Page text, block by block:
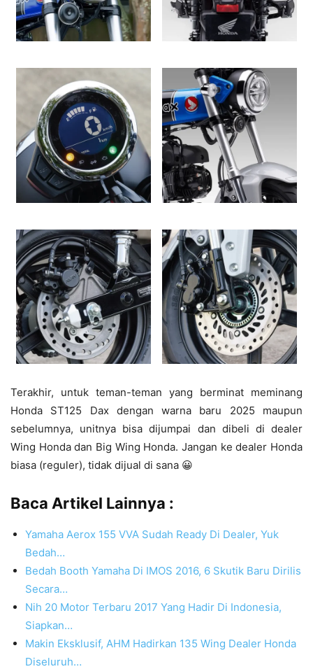
Terakhir, untuk teman-teman yang berminat meminang
Honda ST125 Dax dengan warna baru 2025 maupun
sebelumnya, unitnya bisa dijumpai dan dibeli di dealer
Wing Honda dan Big Wing Honda. Jangan ke dealer Honda
biasa (reguler), tidak dijual di sana 😀
Baca Artikel Lainnya :
Yamaha Aerox 155 VVA Sudah Ready Di Dealer, Yuk
Bedah…
Bedah Booth Yamaha Di IMOS 2016, 6 Skutik Baru Dirilis
Secara…
Nih 20 Motor Terbaru 2017 Yang Hadir Di Indonesia,
Siapkan…
Makin Eksklusif, AHM Hadirkan 135 Wing Dealer Honda
Diseluruh…